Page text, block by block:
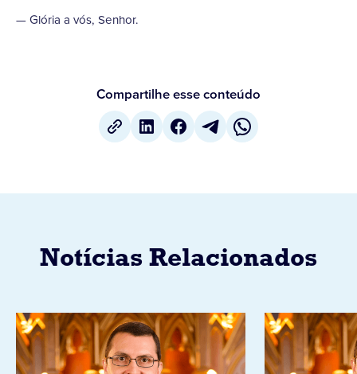
— Glória a vós, Senhor.
Compartilhe esse conteúdo
Notícias Relacionados